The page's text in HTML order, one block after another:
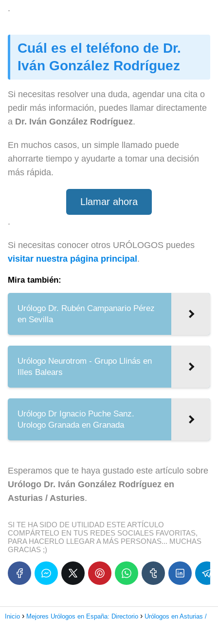
.
Cuál es el teléfono de Dr.
Iván González Rodríguez
Si necesitas resolver una duda, agendar una cita o
pedir más información, puedes llamar directamente
a Dr. Iván González Rodríguez.
En muchos casos, un simple llamado puede
ahorrarte tiempo y ayudarte a tomar una decisión
más rápida.
Llamar ahora
.
Si necesitas conocer otros URÓLOGOS puedes
visitar nuestra página principal .
Mira también:
Urólogo Dr. Rubén Campanario Pérez
en Sevilla
Urólogo Neurotrom - Grupo Llinás en
Illes Balears
Urólogo Dr Ignacio Puche Sanz.
Urologo Granada en Granada
Esperamos que te haya gustado este artículo sobre
Urólogo Dr. Iván González Rodríguez en
Asturias / Asturies.
SI TE HA SIDO DE UTILIDAD ESTE ARTÍCULO
COMPÁRTELO EN TUS REDES SOCIALES FAVORITAS,
PARA HACERLO LLEGAR A MÁS PERSONAS... MUCHAS
GRACIAS ;)
Inicio Mejores Urólogos en España: Directorio
Urólogos en Asturias /